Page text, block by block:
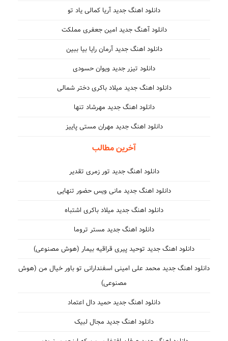
دانلود اهنگ جدید آریا کمالی یاد تو
دانلود آهنگ جدید امین جعفری مملکت
دانلود اهنگ جدید آرمان رایا بیا ببین
دانلود تیزر جدید ویوان حسودی
دانلود اهنگ جدید میلاد باکری دختر شمالی
دانلود اهنگ جدید مهرشاد تنها
دانلود اهنگ جدید مهران مستی پاییز
آخرین مطالب
دانلود اهنگ جدید تور زمری تقدیر
دانلود اهنگ جدید مانی ویس حضور تنهایی
دانلود اهنگ جدید میلاد باکری اشتباه
دانلود اهنگ جدید مستر تروما
دانلود اهنگ جدید توحید پیری قراقیه بیمار (هوش مصنوعی)
دانلود اهنگ جدید محمد علی امینی اسفندارانی تو باور خیال من (هوش
مصنوعی)
دانلود اهنگ جدید حمید دال اعتماد
دانلود اهنگ جدید مجال لبیک